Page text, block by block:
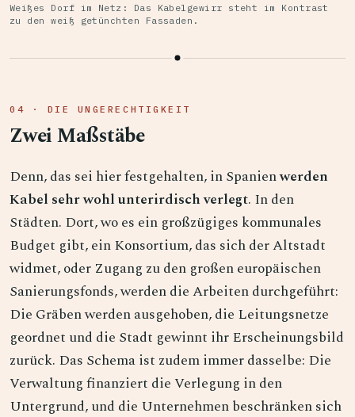
Weißes Dorf im Netz: Das Kabelgewirr steht im Kontrast
zu den weiß getünchten Fassaden.
04 · DIE UNGERECHTIGKEIT
Zwei Maßstäbe
Denn, das sei hier festgehalten, in Spanienwerden
Kabel sehr wohl unterirdisch verlegt. In den
Städten. Dort, wo es ein großzügiges kommunales
Budget gibt, ein Konsortium, das sich der Altstadt
widmet, oder Zugang zu den großen europäischen
Sanierungsfonds, werden die Arbeiten durchgeführt:
Die Gräben werden ausgehoben, die Leitungsnetze
geordnet und die Stadt gewinnt ihr Erscheinungsbild
zurück. Das Schema ist zudem immer dasselbe: Die
Verwaltung finanziert die Verlegung in den
Untergrund, und die Unternehmen beschränken sich